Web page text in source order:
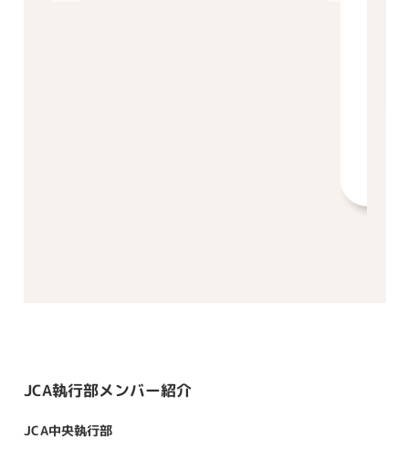
JCA執行部メンバー紹介
JCA中央執行部